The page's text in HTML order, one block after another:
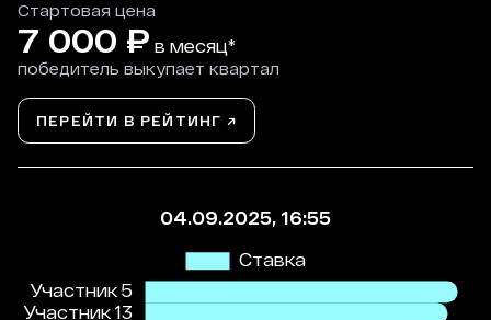
Стартовая цена
7 000 ₽ в месяц*
победитель выкупает квартал
ПЕРЕЙТИ В РЕЙТИНГ ↗